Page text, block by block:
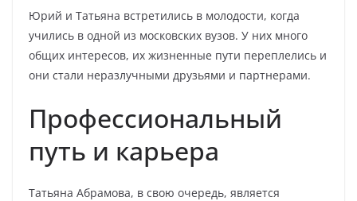
Юрий и Татьяна встретились в молодости, когда
учились в одной из московских вузов. У них много
общих интересов, их жизненные пути переплелись и
они стали неразлучными друзьями и партнерами.
Профессиональный
путь и карьера
Татьяна Абрамова, в свою очередь, является